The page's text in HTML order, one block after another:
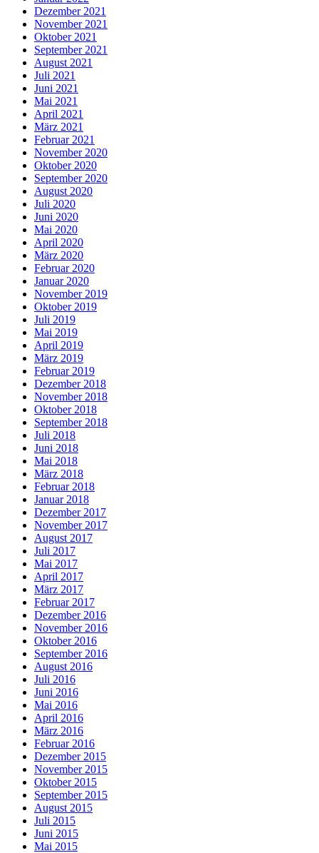
Dezember 2021
November 2021
Oktober 2021
September 2021
August 2021
Juli 2021
Juni 2021
Mai 2021
April 2021
März 2021
Februar 2021
November 2020
Oktober 2020
September 2020
August 2020
Juli 2020
Juni 2020
Mai 2020
April 2020
März 2020
Februar 2020
Januar 2020
November 2019
Oktober 2019
Juli 2019
Mai 2019
April 2019
März 2019
Februar 2019
Dezember 2018
November 2018
Oktober 2018
September 2018
Juli 2018
Juni 2018
Mai 2018
März 2018
Februar 2018
Januar 2018
Dezember 2017
November 2017
August 2017
Juli 2017
Mai 2017
April 2017
März 2017
Februar 2017
Dezember 2016
November 2016
Oktober 2016
September 2016
August 2016
Juli 2016
Juni 2016
Mai 2016
April 2016
März 2016
Februar 2016
Dezember 2015
November 2015
Oktober 2015
September 2015
August 2015
Juli 2015
Juni 2015
Mai 2015